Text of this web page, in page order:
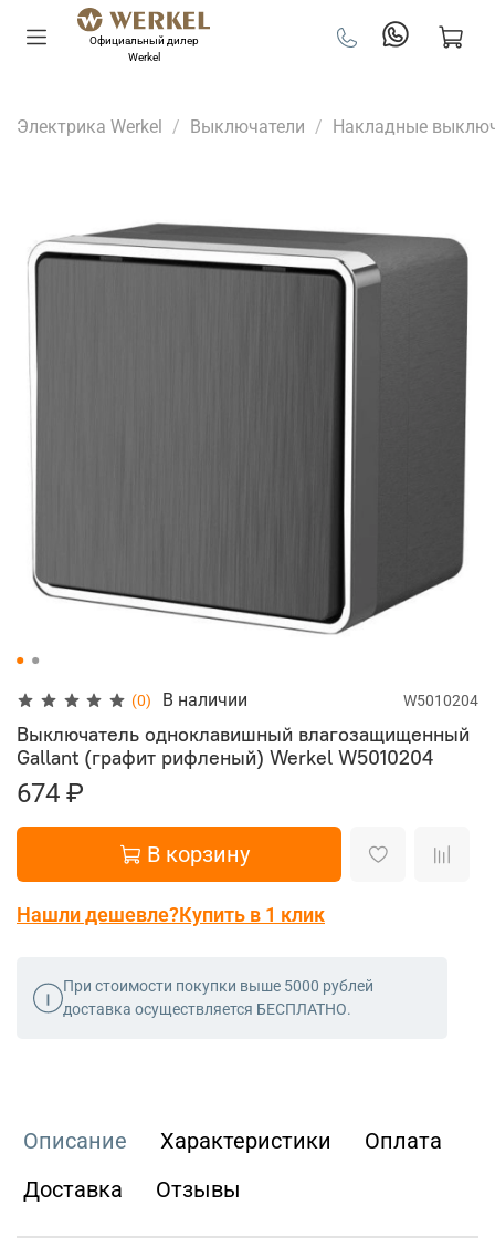
Официальный дилер
Werkel
Электрика Werkel Выключатели Накладные
(0) В наличии W5010204
Выключатель одноклавишный влагозащищенный
Gallant (графит рифленый) Werkel W5010204
674 ₽
В корзину
Нашли дешевле?Купить в 1 клик
При стоимости покупки выше 5000 рублей
доставка осуществляется БЕСПЛАТНО.
Описание Характеристики
Оплата
Доставка
Отзывы